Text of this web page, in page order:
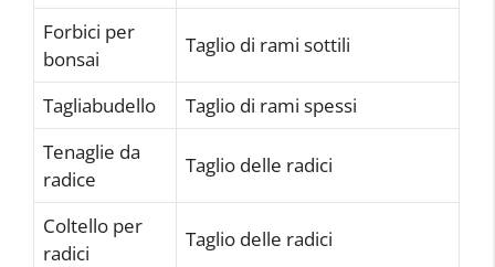
Forbici per
bonsai
Taglio di rami sottili
Tagliabudello
Taglio di rami spessi
Tenaglie da
radice
Taglio delle radici
Coltello per
radici
Taglio delle radici